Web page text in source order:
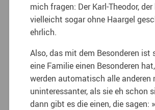
mich fragen: Der Karl-Theodor,
vielleicht sogar ohne Haargel
ehrlich.
Also, das mit dem Besonderen ist
eine Familie einen Besonderen
werden automatisch alle anderen
uninteressanter, als sie eh schon
dann gibt es die einen, die sagen: